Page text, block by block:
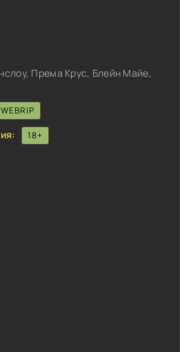
Према Крус, Блейн Майе,
18+